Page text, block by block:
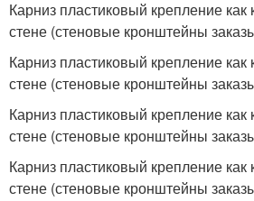
Карниз пластиковый крепление как
стене (стеновые кронштейны
Карниз пластиковый крепление как
стене (стеновые кронштейны
Карниз пластиковый крепление как
стене (стеновые кронштейны
Карниз пластиковый крепление как
стене (стеновые кронштейны